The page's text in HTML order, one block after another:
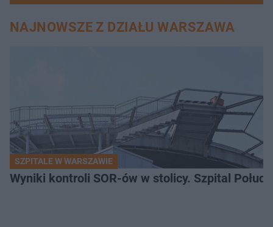
NAJNOWSZE Z DZIAŁU WARSZAWA
SZPITALE W WARSZAWIE
Wyniki kontroli SOR-ów w stolicy. Szpital